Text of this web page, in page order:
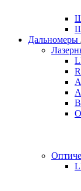
Дальномеры